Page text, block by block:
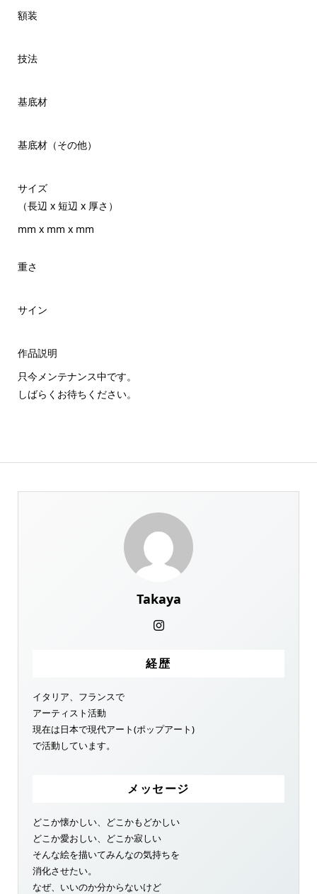
額装
技法
基底材
基底材（その他）
サイズ
（長辺 x 短辺 x 厚さ）
mm x mm x mm
重さ
サイン
作品説明
只今メンテナンス中です。
しばらくお待ちください。
Takaya
経歴
イタリア、フランスで
アーティスト活動
現在は日本で現代アート(ポップアート)
で活動しています。
メッセージ
どこか懐かしい、どこかもどかしい
どこか愛おしい、どこか寂しい
そんな絵を描いてみんなの気持ちを
消化させたい。
なぜ、いいのか分からないけど